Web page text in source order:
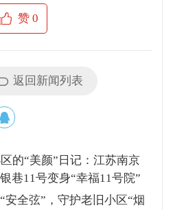
赞0
返回新闻列表
的“美颜”日记：江苏南京
巷11号变身“幸福11号院”
安全弦”，守护老旧小区“烟